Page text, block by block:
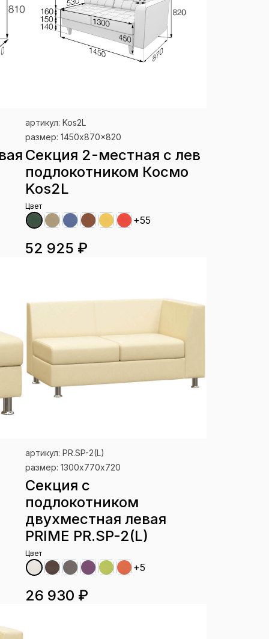
артикул: Kos2L
размер: 1450x870x820
Секция 2-местная с лев
подлокотником Космо
Kos2L
Цвет
+55
52 925 ₽
артикул: PR.SP-2(L)
размер: 1300х770х720
Секция с
подлокотником
двухместная левая
PRIME PR.SP-2(L)
Цвет
+5
26 930 ₽